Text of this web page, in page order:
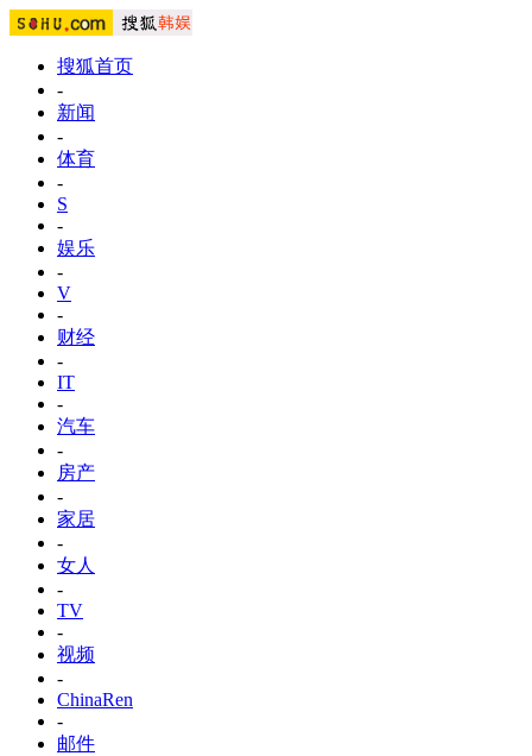
搜狐首页
-
新闻
-
体育
-
S
-
娱乐
-
V
-
财经
-
IT
-
汽车
-
房产
-
家居
-
女人
-
TV
-
视频
-
ChinaRen
-
邮件